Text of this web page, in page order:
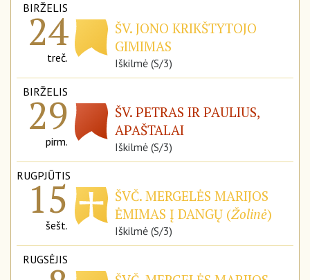
BIRŽELIS
24
treč.
ŠV. JONO KRIKŠTYTOJO
GIMIMAS
Iškilmė (S/3)
BIRŽELIS
29
pirm.
ŠV. PETRAS IR PAULIUS,
APAŠTALAI
Iškilmė (S/3)
RUGPJŪTIS
15
šešt.
ŠVČ. MERGELĖS MARIJOS
ĖMIMAS Į DANGŲ (Žolinė)
Iškilmė (S/3)
RUGSĖJIS